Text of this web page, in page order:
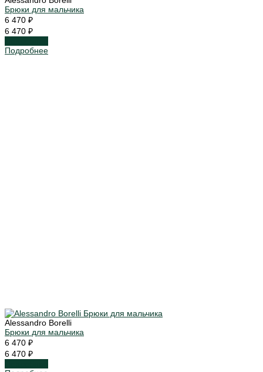
Брюки для мальчика
6 470 ₽
6 470 ₽
Подробнее
Alessandro Borelli
Брюки для мальчика
6 470 ₽
6 470 ₽